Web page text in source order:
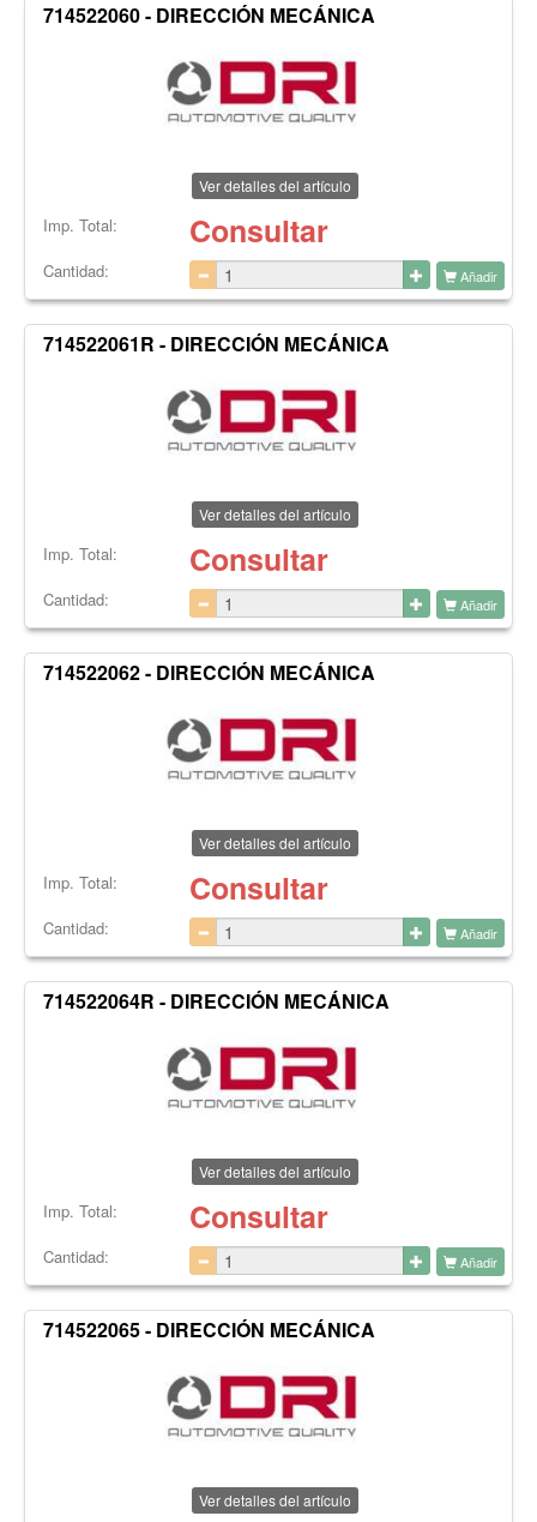
714522060 - DIRECCIÓN MECÁNICA
Ver detalles del artículo
Imp. Total: Consultar
Cantidad: Añadir
714522061R - DIRECCIÓN MECÁNICA
Ver detalles del artículo
Imp. Total: Consultar
Cantidad: Añadir
714522062 - DIRECCIÓN MECÁNICA
Ver detalles del artículo
Imp. Total: Consultar
Cantidad: Añadir
714522064R - DIRECCIÓN MECÁNICA
Ver detalles del artículo
Imp. Total: Consultar
Cantidad: Añadir
714522065 - DIRECCIÓN MECÁNICA
Ver detalles del artículo